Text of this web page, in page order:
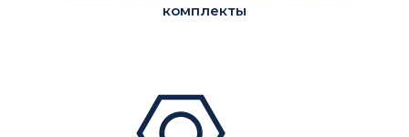
комплекты